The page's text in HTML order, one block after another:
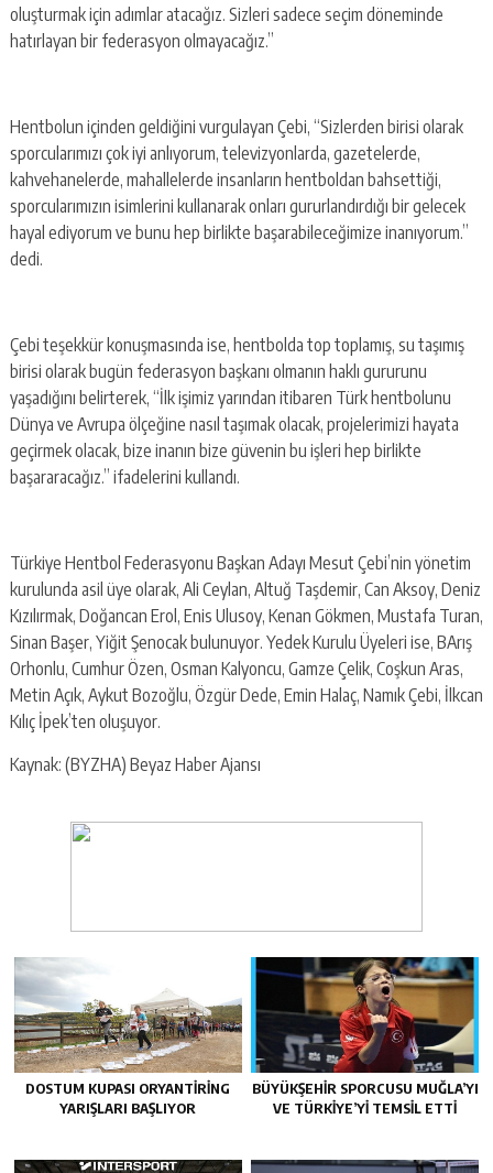
oluşturmak için adımlar atacağız. Sizleri sadece seçim döneminde
hatırlayan bir federasyon olmayacağız.”
Hentbolun içinden geldiğini vurgulayan Çebi, “Sizlerden birisi olarak
sporcularımızı çok iyi anlıyorum, televizyonlarda, gazetelerde,
kahvehanelerde, mahallelerde insanların hentboldan bahsettiği,
sporcularımızın isimlerini kullanarak onları gururlandırdığı bir gelecek
hayal ediyorum ve bunu hep birlikte başarabileceğimize inanıyorum.”
dedi.
Çebi teşekkür konuşmasında ise, hentbolda top toplamış, su taşımış
birisi olarak bugün federasyon başkanı olmanın haklı gururunu
yaşadığını belirterek, “İlk işimiz yarından itibaren Türk hentbolunu
Dünya ve Avrupa ölçeğine nasıl taşımak olacak, projelerimizi hayata
geçirmek olacak, bize inanın bize güvenin bu işleri hep birlikte
başararacağız.” ifadelerini kullandı.
Türkiye Hentbol Federasyonu Başkan Adayı Mesut Çebi’nin yönetim
kurulunda asil üye olarak, Ali Ceylan, Altuğ Taşdemir, Can Aksoy, Deniz
Kızılırmak, Doğancan Erol, Enis Ulusoy, Kenan Gökmen, Mustafa Turan,
Sinan Başer, Yiğit Şenocak bulunuyor. Yedek Kurulu Üyeleri ise, BArış
Orhonlu, Cumhur Özen, Osman Kalyoncu, Gamze Çelik, Coşkun Aras,
Metin Açık, Aykut Bozoğlu, Özgür Dede, Emin Halaç, Namık Çebi, İlkcan
Kılıç İpek’ten oluşuyor.
Kaynak: (BYZHA) Beyaz Haber Ajansı
DOSTUM KUPASI ORYANTIRING
YARIŞLARI BAŞLIYOR
BÜYÜKŞEHIR SPORCUSU MUĞLA’YI
VE TÜRKIYE’YI TEMSIL ETTI